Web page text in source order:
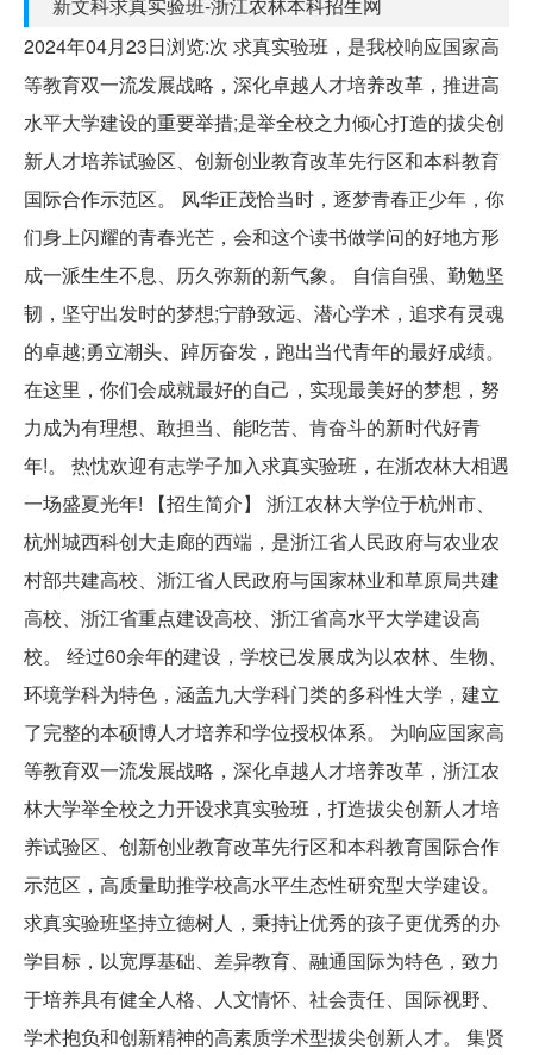
新文科求真实验班-浙江农林本科招生网
2024年04月23日浏览:次 求真实验班，是我校响应国家高
等教育双一流发展战略，深化卓越人才培养改革，推进高
水平大学建设的重要举措;是举全校之力倾心打造的拔尖创
新人才培养试验区、创新创业教育改革先行区和本科教育
国际合作示范区。 风华正茂恰当时，逐梦青春正少年，你
们身上闪耀的青春光芒，会和这个读书做学问的好地方形
成一派生生不息、历久弥新的新气象。 自信自强、勤勉坚
韧，坚守出发时的梦想;宁静致远、潜心学术，追求有灵魂
的卓越;勇立潮头、踔厉奋发，跑出当代青年的最好成绩。
在这里，你们会成就最好的自己，实现最美好的梦想，努
力成为有理想、敢担当、能吃苦、肯奋斗的新时代好青
年!。 热忱欢迎有志学子加入求真实验班，在浙农林大相遇
一场盛夏光年! 【招生简介】 浙江农林大学位于杭州市、
杭州城西科创大走廊的西端，是浙江省人民政府与农业农
村部共建高校、浙江省人民政府与国家林业和草原局共建
高校、浙江省重点建设高校、浙江省高水平大学建设高
校。 经过60余年的建设，学校已发展成为以农林、生物、
环境学科为特色，涵盖九大学科门类的多科性大学，建立
了完整的本硕博人才培养和学位授权体系。 为响应国家高
等教育双一流发展战略，深化卓越人才培养改革，浙江农
林大学举全校之力开设求真实验班，打造拔尖创新人才培
养试验区、创新创业教育改革先行区和本科教育国际合作
示范区，高质量助推学校高水平生态性研究型大学建设。
求真实验班坚持立德树人，秉持让优秀的孩子更优秀的办
学目标，以宽厚基础、差异教育、融通国际为特色，致力
于培养具有健全人格、人文情怀、社会责任、国际视野、
学术抱负和创新精神的高素质学术型拔尖创新人才。 集贤